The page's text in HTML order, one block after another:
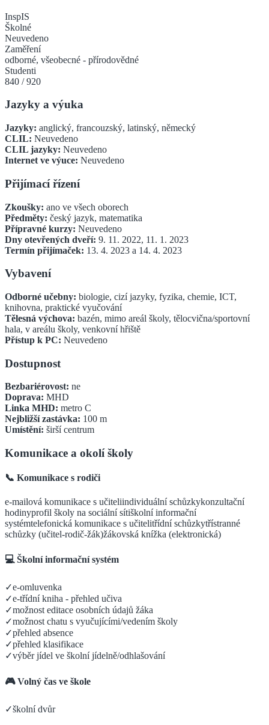
InspIS
Školné
Neuvedeno
Zaměření
odborné, všeobecné - přírodovědné
Studenti
840 /920
Jazyky a výuka
Jazyky: anglický, francouzský, latinský, německý
CLIL: Neuvedeno
CLIL jazyky: Neuvedeno
Internet ve výuce: Neuvedeno
Přijímací řízení
Zkoušky: ano ve všech oborech
Předměty: český jazyk, matematika
Přípravné kurzy: Neuvedeno
Dny otevřených dveří: 9. 11. 2022, 11. 1. 2023
Termín přijímaček: 13. 4. 2023 a 14. 4. 2023
Vybavení
Odborné učebny: biologie, cizí jazyky, fyzika, chemie, ICT,
knihovna, praktické vyučování
Tělesná výchova: bazén, mimo areál školy, tělocvična/sportovní
hala, v areálu školy, venkovní hřiště
Přístup k PC: Neuvedeno
Dostupnost
Bezbariérovost: ne
Doprava: MHD
Linka MHD: metro C
Nejbližší zastávka: 100 m
Umístění: širší centrum
Komunikace a okolí školy
📞 Komunikace s rodiči
e-mailová komunikace s učiteliindividuální schůzkykonzultační
hodinyprofil školy na sociální sítiškolní informační
systémtelefonická komunikace s učitelitřídní schůzkytřístranné
schůzky (učitel-rodič-žák)žákovská knížka (elektronická)
💻 Školní informační systém
✓e-omluvenka
✓e-třídní kniha - přehled učiva
✓možnost editace osobních údajů žáka
✓možnost chatu s vyučujícími/vedením školy
✓přehled absence
✓přehled klasifikace
✓výběr jídel ve školní jídelně/odhlašování
🎮 Volný čas ve škole
✓školní dvůr